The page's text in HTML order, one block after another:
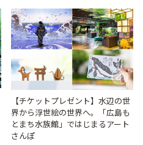
【チケットプレゼント】水辺の世
界から浮世絵の世界へ。「広島も
とまち水族館」ではじまるアート
さんぽ